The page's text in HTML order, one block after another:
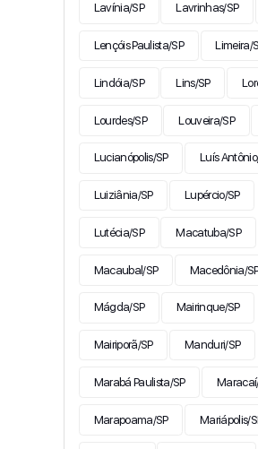
Lavínia/SP Lavrinhas/SP
Lençóis Paulista/SP Limeira/
Lindóia/SP Lins/SP
Lourdes/SP Louveira/SP
Lucianópolis/SP Luís
Luiziânia/SP Lupércio/SP
Lutécia/SP Macatuba/SP
Macaubal/SP Macedônia/
Mágda/SP Mairinque/SP
Mairiporã/SP Manduri/SP
Marabá Paulista/SP
Marapoama/SP Mariápolis/